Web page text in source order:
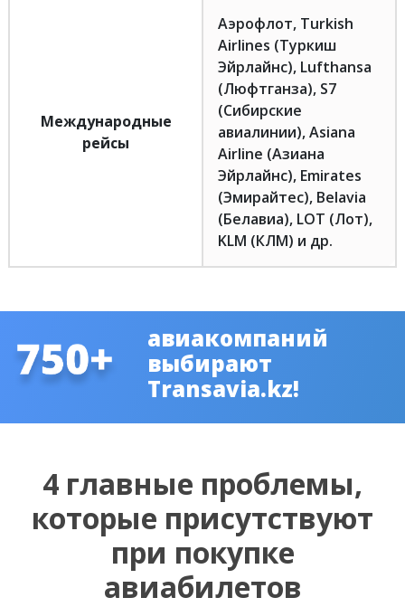
Международные
рейсы
Аэрофлот, Turkish
Airlines (Туркиш
Эйрлайнс), Lufthansa
(Люфтганза), S7
(Сибирские
авиалинии), Asiana
Airline (Азиана
Эйрлайнс), Emirates
(Эмирайтес), Belavia
(Белавиа), LOT (Лот),
KLM (КЛМ) и др.
авиакомпаний
выбирают
Transavia.kz!
4 главные проблемы,
которые присутствуют
при покупке
авиабилетов